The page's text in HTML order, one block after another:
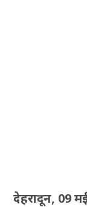
देहरादून, 09